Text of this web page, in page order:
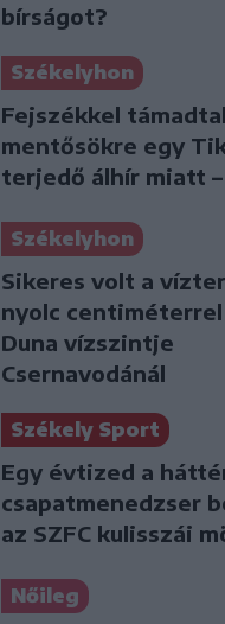
bírságot?
Székelyhon
Fejszékkel
mentősökre egy
terjedő álhír miatt
Székelyhon
Sikeres volt a
nyolc
Duna vízszintje
Csernavodánál
Székely Sport
Egy évtized a
csapatmenedzser
az SZFC kulisszái
Nőileg